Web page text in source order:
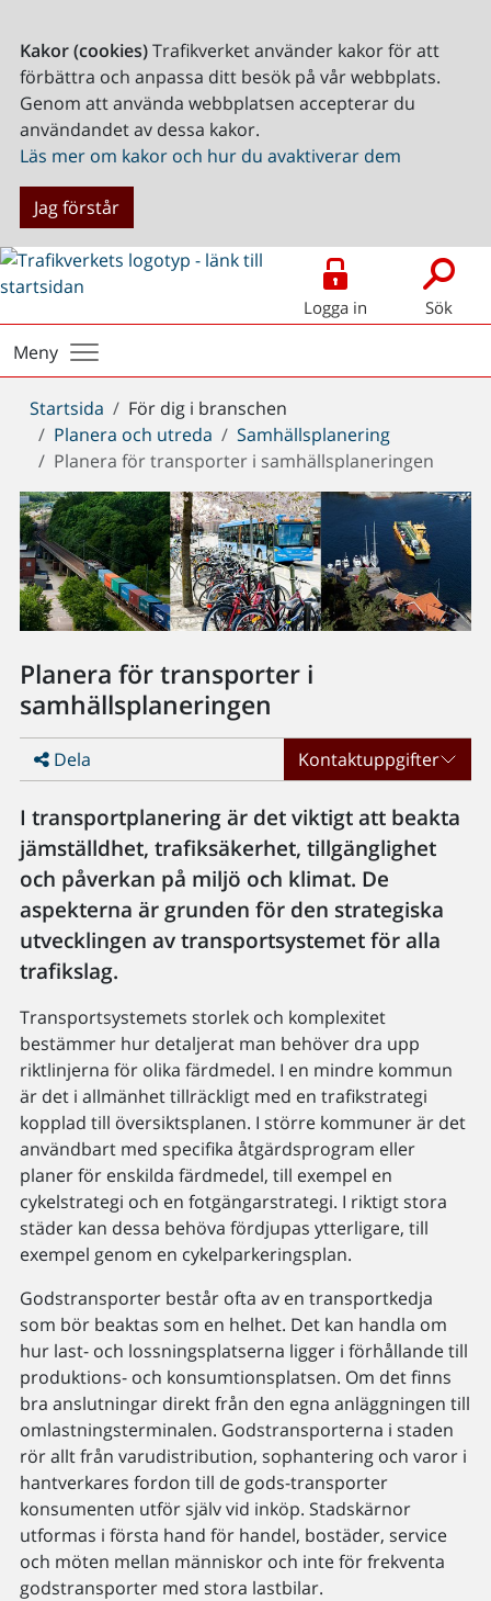
Kakor (cookies)Trafikverket använder kakor för att
förbättra och anpassa ditt besök på vår webbplats.
Genom att använda webbplatsen accepterar du
användandet av dessa kakor.
Läs mer om kakor och hur du avaktiverar dem
Jag förstår
Logga in Sök
Meny
Du
är
här:
Startsida
För dig i branschen
Planera och utreda
Samhällsplanering
Planera för transporter i samhällsplaneringen
Planera för transporter i
samhällsplaneringen
Dela Kontaktuppgifter
I transportplanering är det viktigt att beakta
jämställdhet, trafiksäkerhet, tillgänglighet
och påverkan på miljö och klimat. De
aspekterna är grunden för den strategiska
utvecklingen av transportsystemet för alla
trafikslag.
Transportsystemets storlek och komplexitet
bestämmer hur detaljerat man behöver dra upp
riktlinjerna för olika färdmedel. I en mindre kommun
är det i allmänhet tillräckligt med en trafikstrategi
kopplad till översiktsplanen. I större kommuner är det
användbart med specifika åtgärdsprogram eller
planer för enskilda färdmedel, till exempel en
cykelstrategi och en fotgängarstrategi. I riktigt stora
städer kan dessa behöva fördjupas ytterligare, till
exempel genom en cykelparkeringsplan.
Godstransporter består ofta av en transportkedja
som bör beaktas som en helhet. Det kan handla om
hur last- och lossningsplatserna ligger i förhållande till
produktions- och konsumtionsplatsen. Om det finns
bra anslutningar direkt från den egna anläggningen till
omlastningsterminalen. Godstransporterna i staden
rör allt från varudistribution, sophantering och varor i
hantverkares fordon till de gods-transporter
konsumenten utför själv vid inköp. Stadskärnor
utformas i första hand för handel, bostäder, service
och möten mellan människor och inte för frekventa
godstransporter med stora lastbilar.